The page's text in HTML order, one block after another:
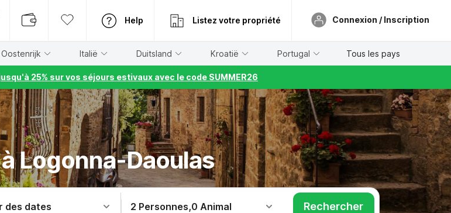
Help Listez votre propriété Connexion / Inscription
Oostenrijk Italië Duitsland Kroatië Portugal Tous les pays
25% sur vos séjours estivaux avec le code SUMMER26
Logonna-Daoulas
des dates 2 Personnes,0 Animal Rechercher